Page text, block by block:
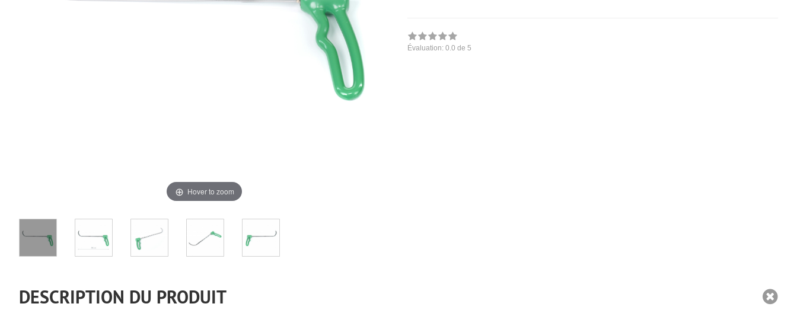
Hover to zoom
Évaluation: 0.0 de 5
DESCRIPTION DU PRODUIT